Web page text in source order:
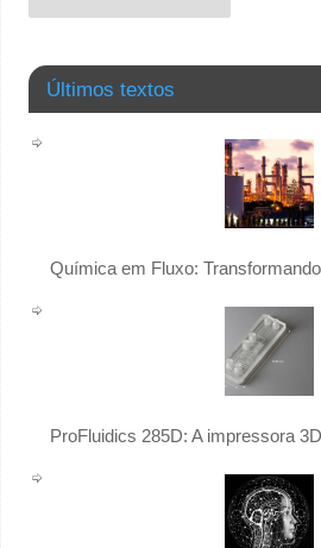
Últimos textos
Química em Fluxo:
ProFluidics 285D: A impressora